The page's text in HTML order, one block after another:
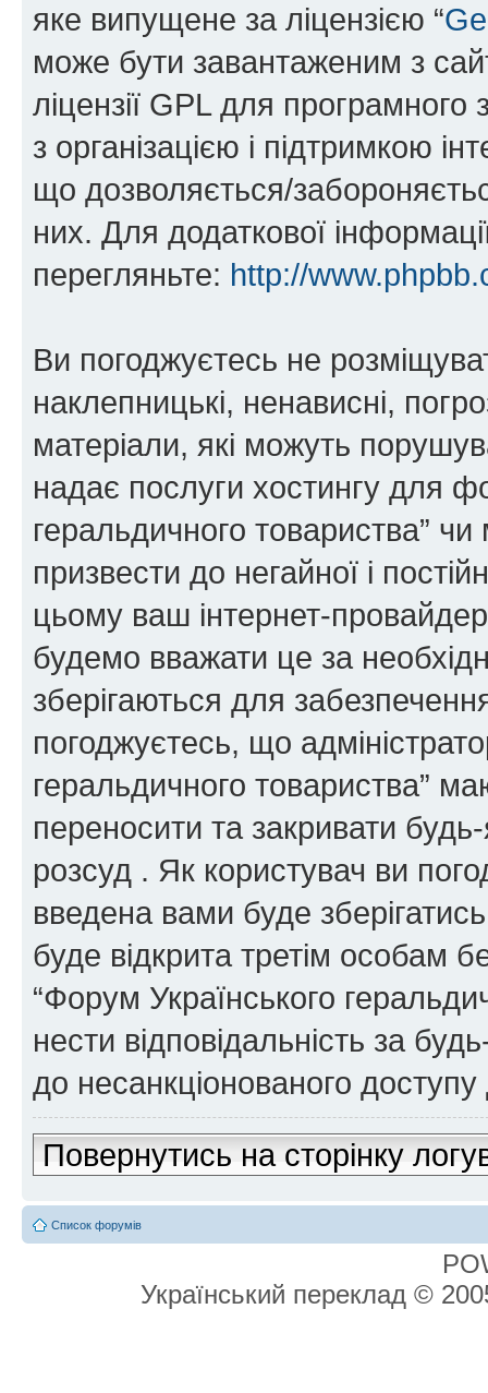
яке випущене за ліцензією “
може бути завантаженим з
ліцензії GPL для
з організацією і підтримкою
що дозволяється/
них. Для додаткової
перегляньте: http://
Ви погоджуєтесь не
наклепницькі, ненависні,
матеріали, які можуть
надає послуги хостингу для
геральдичного товариства”
призвести до негайної і
цьому ваш інтернет-
будемо вважати це за
зберігаються для
погоджуєтесь, що
геральдичного товариства”
переносити та закривати
розсуд . Як користувач ви
введена вами буде
буде відкрита третім особам
“Форум Українського
нести відповідальність за
до несанкціонованого доступу
Повернутись на сторінку
Список форумів
Український переклад ©